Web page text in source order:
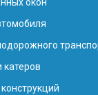
окон
катеров